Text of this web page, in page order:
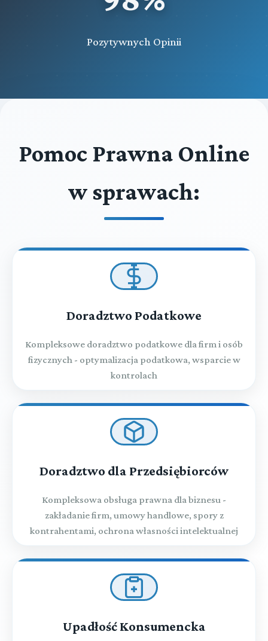
Pozytywnych Opinii
Pomoc Prawna Online
w sprawach:
Doradztwo Podatkowe
Kompleksowe doradztwo podatkowe dla firm i osób
fizycznych - optymalizacja podatkowa, wsparcie w
kontrolach
Doradztwo dla Przedsiębiorców
Kompleksowa obsługa prawna dla biznesu -
zakładanie firm, umowy handlowe, spory z
kontrahentami, ochrona własności intelektualnej
Upadłość Konsumencka